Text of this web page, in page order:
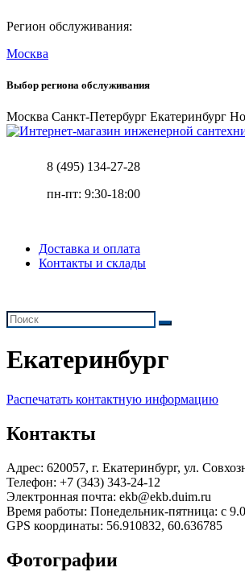
Регион обслуживания:
Москва
Выбор региона обслуживания
Москва Санкт-Петербург Екатеринбург
8 (495) 134-27-28
пн-пт: 9:30-18:00
Доставка и оплата
Контакты и склады
Екатеринбург
Распечатать контактную информацию
Контакты
Адрес: 620057, г. Екатеринбург, ул.
Телефон: +7 (343) 343-24-12
Электронная почта: ekb@ekb.duim.ru
Время работы: Понедельник-пятница: с
GPS координаты: 56.910832, 60.636785
Фотографии